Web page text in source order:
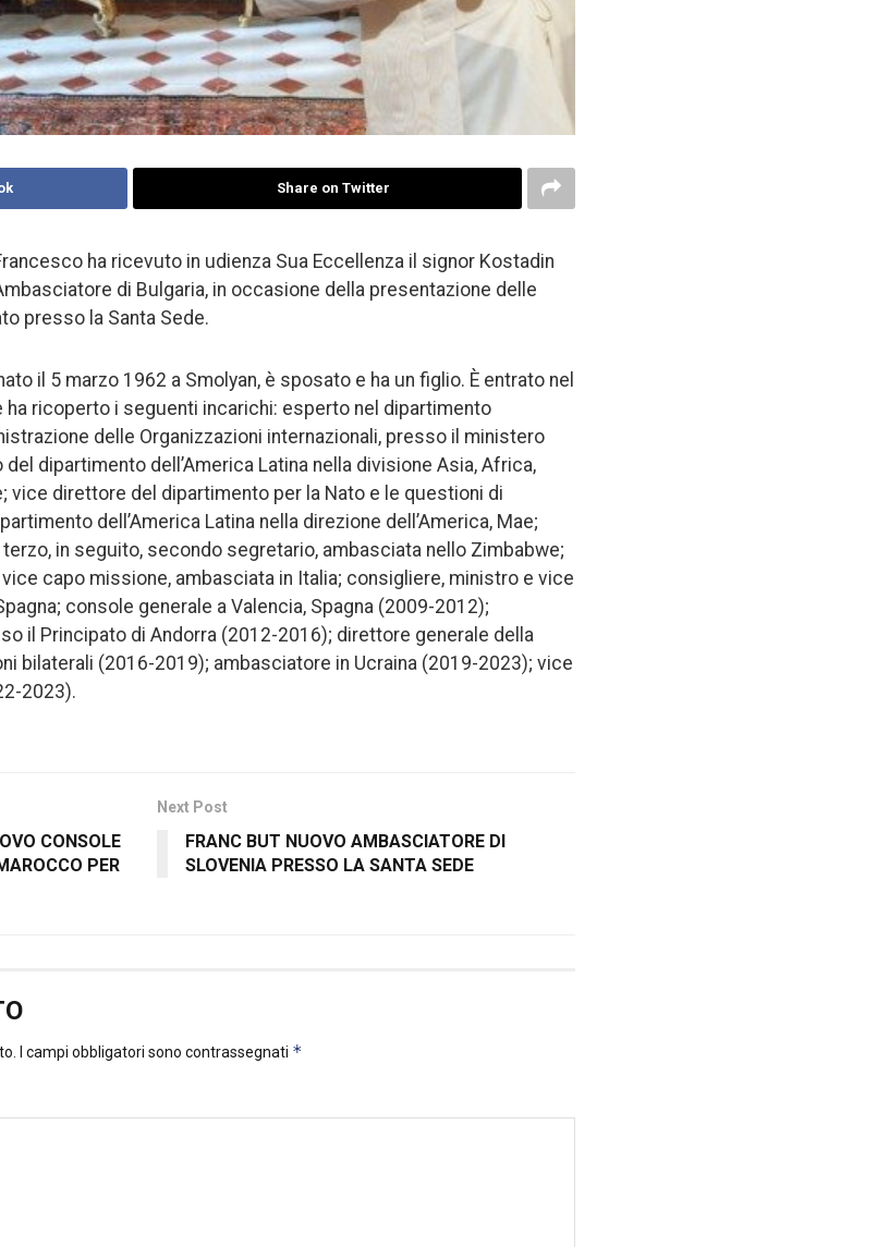
Share on Twitter
ha ricevuto in udienza Sua Eccellenza il signor Kostadin
di Bulgaria, in occasione della presentazione delle
presso la Santa Sede.
il 5 marzo 1962 a Smolyan, è sposato e ha un figlio. È entrato nel
ricoperto i seguenti incarichi: esperto nel dipartimento
delle Organizzazioni internazionali, presso il ministero
dipartimento dell’America Latina nella divisione Asia, Africa,
vice direttore del dipartimento per la Nato e le questioni di
dell’America Latina nella direzione dell’America, Mae;
in seguito, secondo segretario, ambasciata nello Zimbabwe;
capo missione, ambasciata in Italia; consigliere, ministro e vice
console generale a Valencia, Spagna (2009-2012);
il Principato di Andorra (2012-2016); direttore generale della
bilaterali (2016-2019); ambasciatore in Ucraina (2019-2023); vice
2023).
CONSOLE
PER
Next Post
FRANC BUT NUOVO AMBASCIATORE DI
SLOVENIA PRESSO LA SANTA SEDE
I campi obbligatori sono contrassegnati *